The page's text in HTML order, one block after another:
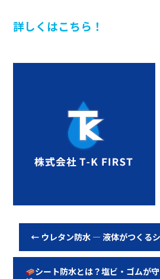
詳しくはこちら！
← ウレタン防水 ― 液体がつくる
シート防水とは？塩ビ・ゴムが